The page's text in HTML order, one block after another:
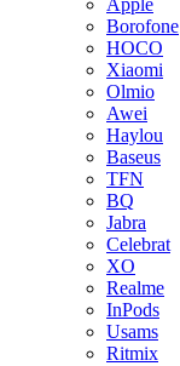
Apple
Borofone
HOCO
Xiaomi
Olmio
Awei
Haylou
Baseus
TFN
BQ
Jabra
Celebrat
XO
Realme
InPods
Usams
Ritmix